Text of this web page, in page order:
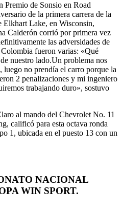
Premio de Sonsio en Road
de la primera carrera de la
Elkhart Lake, en Wisconsin,
Calderón corrió por primera vez
las adversidades de
fueron varias: «Qué
nuestro lado.Un problema nos
luego no prendía el carro porque la
2 penalizaciones y mi ingeniero
trabajando duro», sostuvo
al mando del Chevrolet No. 11
calificó para esta octava ronda
1, ubicada en el puesto 13 con un
NACIONAL
WIN SPORT.